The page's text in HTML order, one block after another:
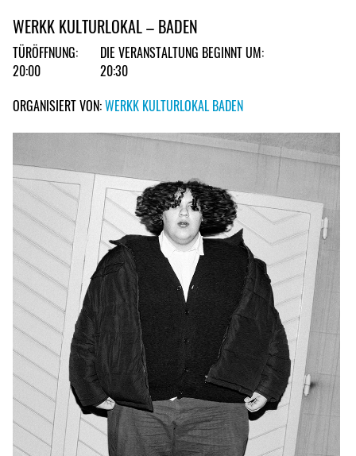
WERKK KULTURLOKAL – BADEN
TÜRÖFFNUNG:
20:00
DIE VERANSTALTUNG BEGINNT UM:
20:30
ORGANISIERT VON:WERKK KULTURLOKAL BADEN